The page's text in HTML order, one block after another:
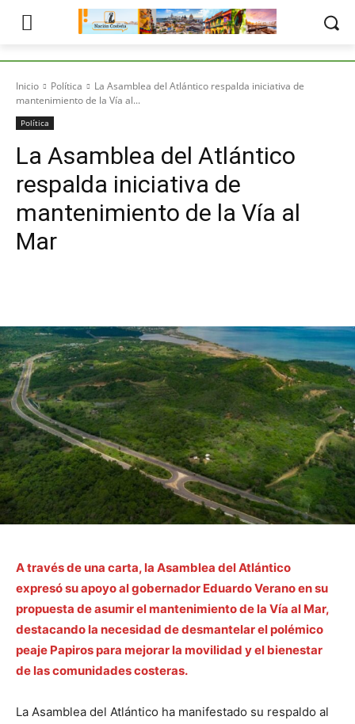
Inicio Política
La Asamblea del Atlántico respalda iniciativa de
mantenimiento de la Vía al...
Política
La Asamblea del Atlántico
respalda iniciativa de
mantenimiento de la Vía al
Mar
A través de una carta, la Asamblea del Atlántico
expresó su apoyo al gobernador Eduardo Verano en su
propuesta de asumir el mantenimiento de la Vía al Mar,
destacando la necesidad de desmantelar el polémico
peaje Papiros para mejorar la movilidad y el bienestar
de las comunidades costeras.
La Asamblea del Atlántico ha manifestado su respaldo al